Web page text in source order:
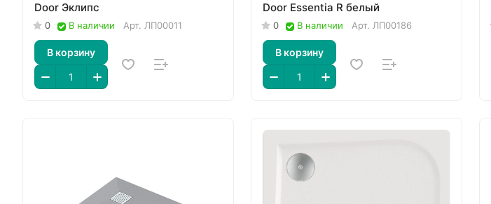
Door Эклипс
0 В наличии Арт. ЛП00011
В корзину
Door Essentia R белый
0 В наличии Арт. ЛП00186
В корзину